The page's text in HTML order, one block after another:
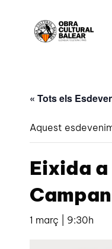
« Tots els
Aquest
Eixida
1 març | 9:30h